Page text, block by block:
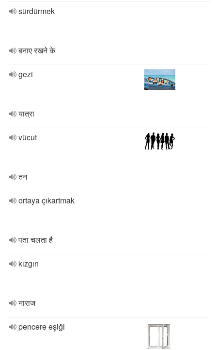
sürdürmek
बनाए रखने के
gezi
यात्रा
vücut
तन
ortaya çıkartmak
पता चलता है
kızgın
नाराज
pencere eşiği